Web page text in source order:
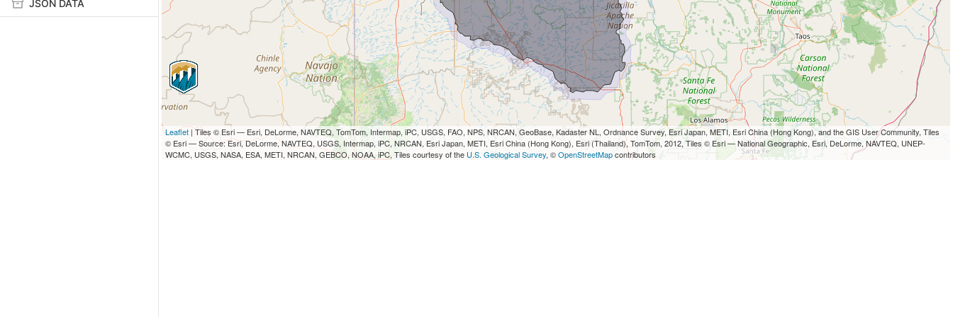
JSON DATA